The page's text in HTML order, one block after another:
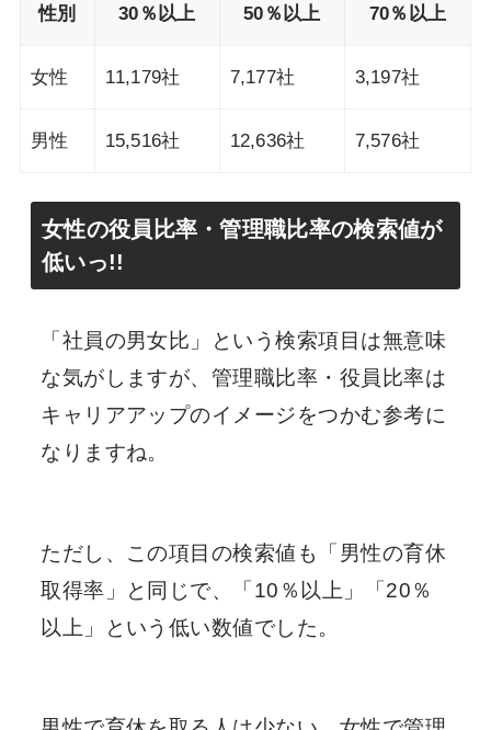
性別 30％以上 50％以上 70％以上
女性 11,179社 7,177社 3,197社
男性 15,516社 12,636社 7,576社
女性の役員比率・管理職比率の検索値が
低いっ!!
「社員の男女比」という検索項目は無意味
な気がしますが、管理職比率・役員比率は
キャリアアップのイメージをつかむ参考に
なりますね。
ただし、この項目の検索値も「男性の育休
取得率」と同じで、「10％以上」「20％
以上」という低い数値でした。